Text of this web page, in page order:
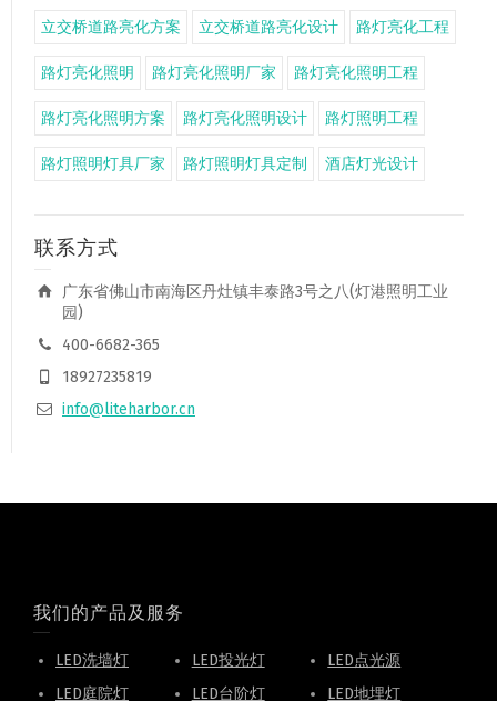
立交桥道路亮化方案 立交桥道路亮化设计 路灯亮化工程
路灯亮化照明 路灯亮化照明厂家 路灯亮化照明工程
路灯亮化照明方案 路灯亮化照明设计 路灯照明工程
路灯照明灯具厂家 路灯照明灯具定制 酒店灯光设计
联系方式
广东省佛山市南海区丹灶镇丰泰路3号之八(灯港照明工业
园)
400-6682-365
18927235819
info@liteharbor.cn
我们的产品及服务
LED洗墙灯 LED投光灯
LED点光源
LED庭院灯
LED台阶灯
LED地埋灯